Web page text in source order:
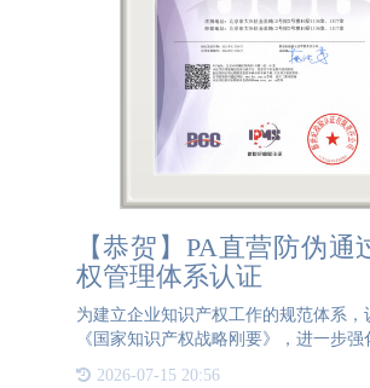
【恭贺】PA直营防伪通
权管理体系认证
为建立企业知识产权工作的规范体系，
《国家知识产权战略刚要》，进一步
造、运用、管理和保护，增强自主创新
2026-07-15 20:56